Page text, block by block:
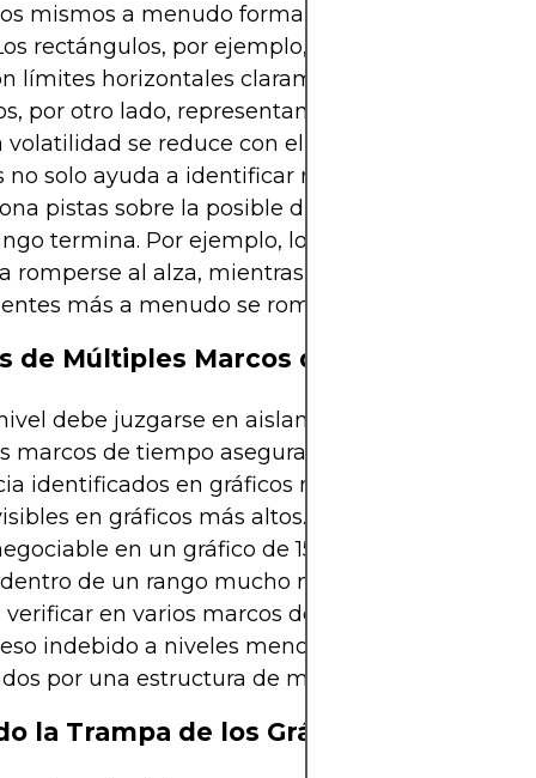
mismos a menudo forman patrones
rectángulos, por ejemplo, son formaciones
límites horizontales claramente definidos. Los
por otro lado, representan rangos en
volatilidad se reduce con el tiempo. Reconocer
no solo ayuda a identificar niveles, sino que
pistas sobre la posible dirección de ruptura
termina. Por ejemplo, los triángulos
romperse al alza, mientras que los triángulos
más a menudo se rompen a la baja.
de Múltiples Marcos de Tiempo
debe juzgarse en aislamiento. El análisis de
marcos de tiempo asegura que el soporte y la
identificados en gráficos más bajos se alinean
en gráficos más altos. Por ejemplo, un
en un gráfico de 15 minutos puede, de
de un rango mucho más grande en el
verificar en varios marcos de tiempo, los traders
indebido a niveles menores y se enfocan en
por una estructura de mercado más amplia.
la Trampa de los Gráficos